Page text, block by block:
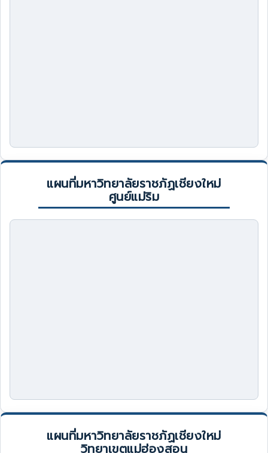
แผนที่มหาวิทยาลัยราชภัฏเชียงใหม่
ศูนย์แม่ริม
แผนที่มหาวิทยาลัยราชภัฏเชียงใหม่
วิทยาเขตแม่ฮ่องสอน